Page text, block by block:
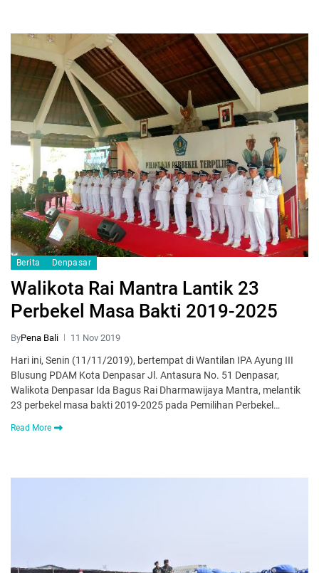
Berita Denpasar
Walikota Rai Mantra Lantik 23
Perbekel Masa Bakti 2019-2025
ByPena Bali 11 Nov 2019
Hari ini, Senin (11/11/2019), bertempat di Wantilan IPA Ayung III
Blusung PDAM Kota Denpasar Jl. Antasura No. 51 Denpasar,
Walikota Denpasar Ida Bagus Rai Dharmawijaya Mantra, melantik
23 perbekel masa bakti 2019-2025 pada Pemilihan Perbekel…
Read More